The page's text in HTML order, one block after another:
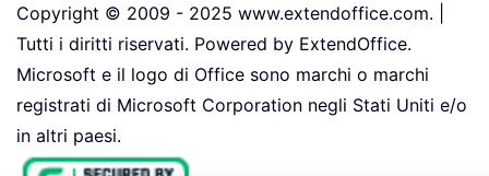
Copyright © 2009 - 2025 www.extendoffice.com. |
Tutti i diritti riservati. Powered by ExtendOffice.
Microsoft e il logo di Office sono marchi o marchi
registrati di Microsoft Corporation negli Stati Uniti e/o
in altri paesi.